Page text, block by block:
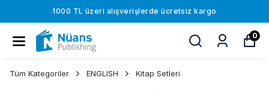
1000 TL üzeri alışverişlerde ücretsiz kargo
0
Tüm Kategoriler ENGLISH Kitap Setleri